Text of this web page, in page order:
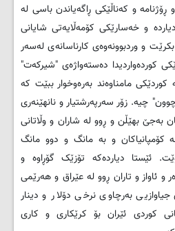
و کەناڵێکی ڕاگەیاندن باسی لە
و خەسارێکی کۆمەڵایەتی شایانی
و وردبوونەوەی کارناسانەی لەسەر
کوردەواردیدا دەستەواژەی "شیرکەت"
مامناوەند بەرەوخوار ببێت کە
چیە. زۆر سەرپەرشتیار و نانهێنەری
بەجێ بهێڵن و ڕوو لە شاران و وڵاتانی
کۆمپانیاکان و بە مانگ و دوو مانگ
ئێستا دیاردەکە تۆزێک گۆڕاوە و
و ئاواز و تاران ڕوو لە عێراق و هەرێمی
بەرچاوی نرخی دۆلار و دینار
کوردی ئێران بۆ کرێکاری و کاری